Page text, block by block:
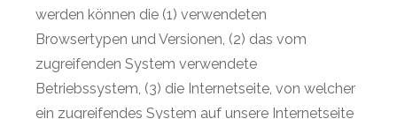
werden können die (1) verwendeten
Browsertypen und Versionen, (2) das vom
zugreifenden System verwendete
Betriebssystem, (3) die Internetseite, von welcher
ein zugreifendes System auf unsere Internetseite